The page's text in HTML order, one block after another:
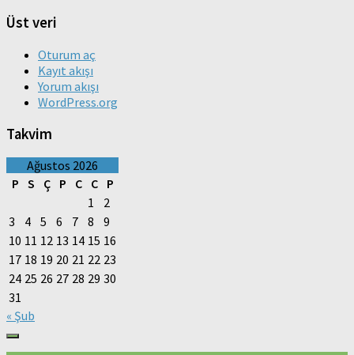
Üst veri
Oturum aç
Kayıt akışı
Yorum akışı
WordPress.org
Takvim
Ağustos 2026
P S Ç P C C
P
1
2
3
4 5 6 7 8
9
10 11 12 13 14 15 16
17 18 19 20 21 22 23
24 25 26 27 28 29 30
31
« Şub